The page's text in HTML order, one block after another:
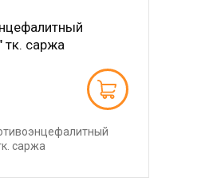
тк. саржа
саржа